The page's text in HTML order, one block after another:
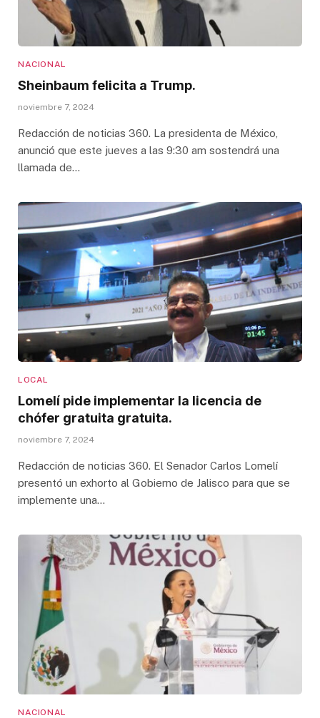
NACIONAL
Sheinbaum felicita a Trump.
noviembre 7, 2024
Redacción de noticias 360. La presidenta de México,
anunció que este jueves a las 9:30 am sostendrá una
llamada de…
LOCAL
Lomelí pide implementar la licencia de
chófer gratuita gratuita.
noviembre 7, 2024
Redacción de noticias 360. El Senador Carlos Lomelí
presentó un exhorto al Gobierno de Jalisco para que se
implemente una…
NACIONAL